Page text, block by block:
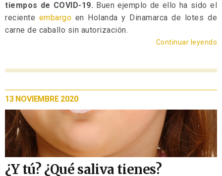
tiempos de COVID-19. Buen ejemplo de ello ha sido el
reciente embargo en Holanda y Dinamarca de lotes de
carne de caballo sin autorización.
Continuar leyendo
13 NOVIEMBRE 2020
¿Y tú? ¿Qué saliva tienes?